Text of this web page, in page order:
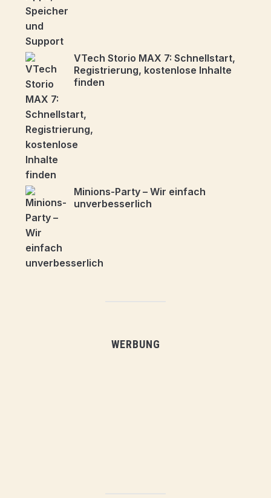
VTech Storio MAX 7: Schnellstart,
Registrierung, kostenlose Inhalte
finden
Minions-Party – Wir einfach
unverbesserlich
WERBUNG